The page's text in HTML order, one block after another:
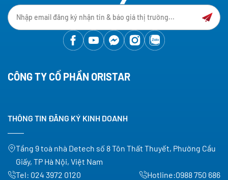
CÔNG TY CỔ PHẦN ORISTAR
THÔNG TIN ĐĂNG KÝ KINH DOANH
Tầng 9 toà nhà Detech số 8 Tôn Thất Thuyết, Phường Cầu
Giấy, TP Hà Nội, Việt Nam
Tel: 024 3972 0120 Hotline:0988 750 686